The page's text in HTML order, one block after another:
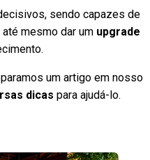
sendo capazes de
mesmo dar um upgrade
um artigo em nosso
dicas para ajudá-lo.